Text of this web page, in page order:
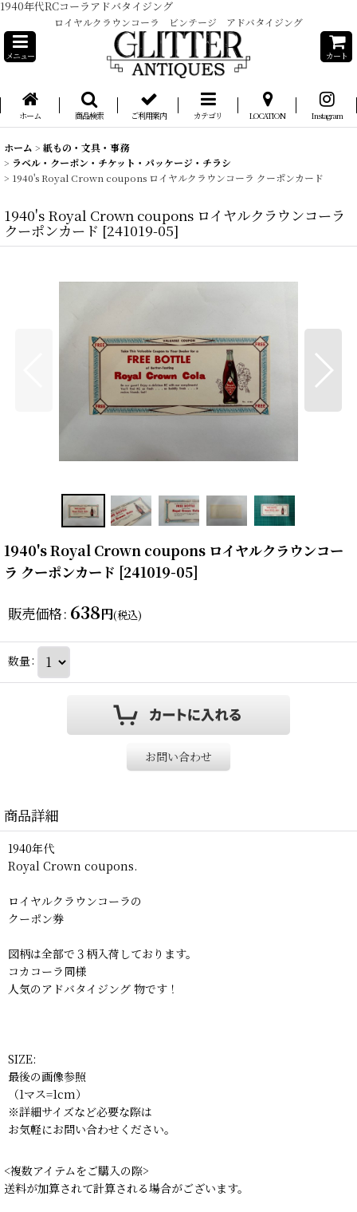
1940年代RCコーラアドバタイジング
ロイヤルクラウンコーラ ビンテージ アドバタイジング
メニュー カート
ホーム 商品検索 ご利用案内 カテゴリ LOCATION Instagram
ホーム > 紙もの・文具・事務
> ラベル・クーポン・チケット・パッケージ・チラシ
> 1940's Royal Crown coupons ロイヤルクラウンコーラ クーポンカード
1940's Royal Crown coupons ロイヤルクラウンコーラ
クーポンカード [241019-05]
1940's Royal Crown coupons ロイヤルクラウンコー
ラ クーポンカード [241019-05]
販売価格: 638円(税込)
数量:
お問い合わせ
商品詳細
1940年代
Royal Crown coupons.
ロイヤルクラウンコーラの
クーポン券
図柄は全部で３柄入荷しております。
コカコーラ同様
人気のアドバタイジング 物です！
SIZE:
最後の画像参照
（1マス=1cm）
※詳細サイズなど必要な際は
お気軽にお問い合わせください。
<複数アイテムをご購入の際>
送料が加算されて計算される場合がございます。